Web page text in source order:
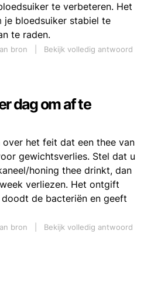
te verbeteren. Het
je bloedsuiker stabiel te
te raden.
bron
Bekijk volledig antwoord
dag om af te
het feit dat een thee van
gewichtsverlies. Stel dat u
honing thee drinkt, dan
verliezen. Het ontgift
de bacteriën en geeft
bron
Bekijk volledig antwoord